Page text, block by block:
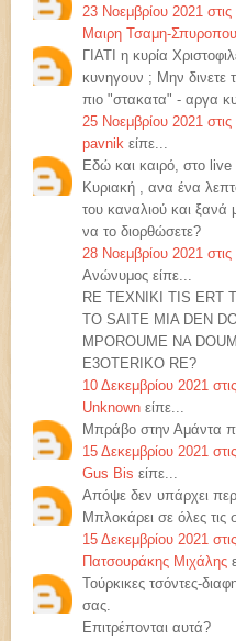
23 Νοεμβρίου 2021
Μαιρη Τσαμη-
ΓΙΑΤΙ η κυρία
κυνηγουν ; Μην δινετε
πιο "στακατα" - αργα
25 Νοεμβρίου 2021
pavnik είπε...
Εδώ και καιρό, στο
Κυριακή , ανα ένα
του καναλιού και ξανά
να το διορθώσετε?
28 Νοεμβρίου 2021
Ανώνυμος είπε...
RE TEXNIKI TIS ERT
TO SAITE MIA DEN
MPOROUME NA
E3OTERIKO RE?
10 Δεκεμβρίου 2021
Unknown είπε...
Μπράβο στην Αμάντα
15 Δεκεμβρίου 2021
Gus Bis είπε...
Απόψε δεν υπάρχει
Μπλοκάρει σε όλες τις
15 Δεκεμβρίου 2021
Πατσουράκης Μιχάλης
Τούρκικες τσόντες-
σας.
Επιτρέπονται αυτά?